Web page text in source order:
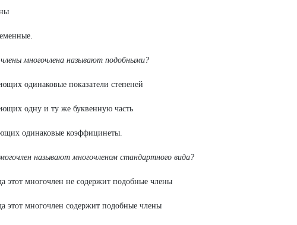
многочлена называют подобными?
одинаковые показатели степеней
одну и ту же буквенную часть
одинаковые коэффицинеты.
называют многочленом стандартного вида?
этот многочлен не содержит подобные члены
этот многочлен содержит подобные члены